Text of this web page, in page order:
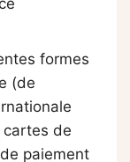
formes
(de
cartes de
paiement